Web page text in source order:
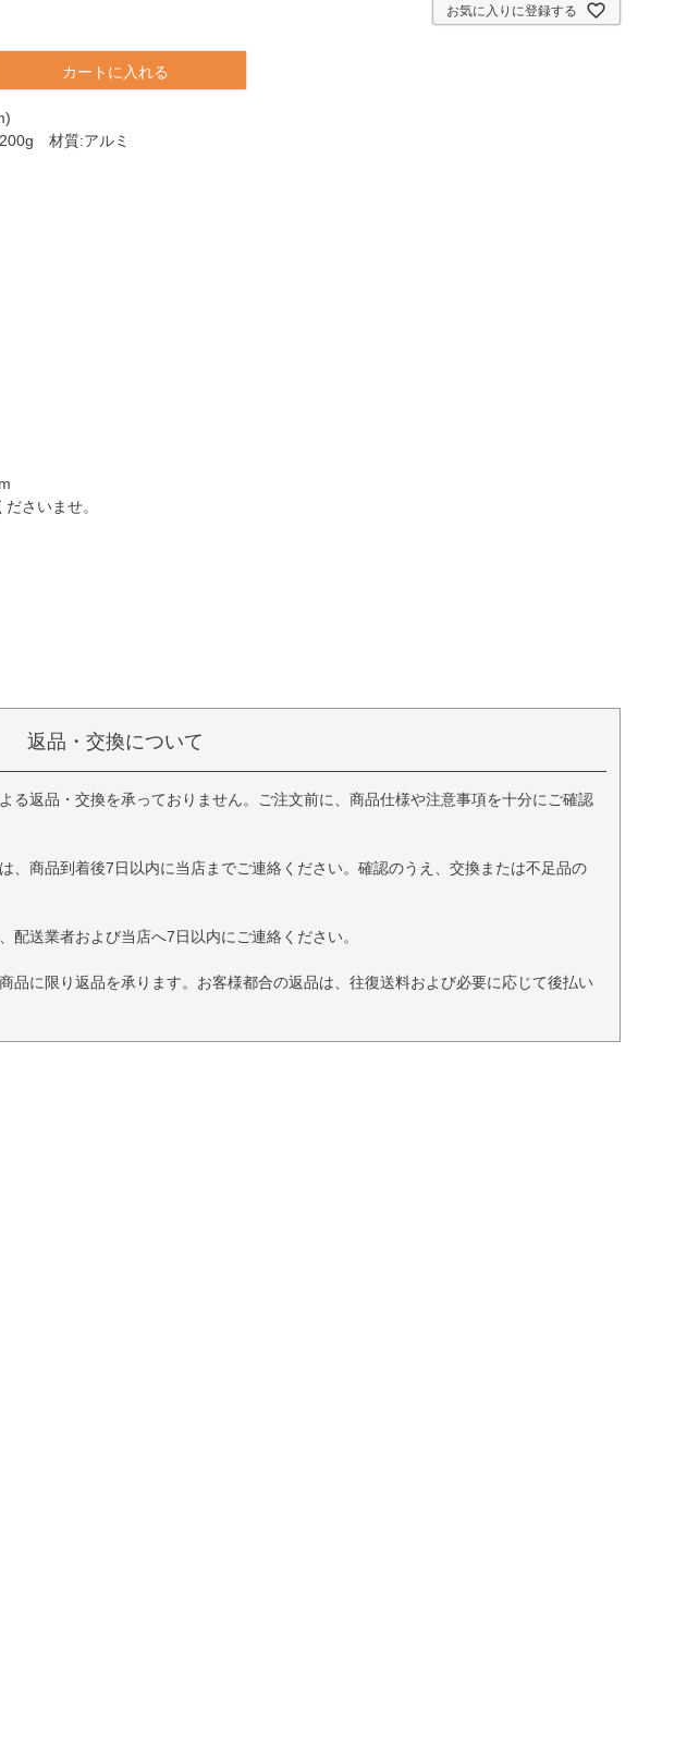
お気に入りに登録する
カートに入れる
材質:アルミ
さいませ。
返品・交換について
る返品・交換を承っておりません。ご注文前に、商品仕様や注意事項を十分にご確認
、商品到着後7日以内に当店までご連絡ください。確認のうえ、交換または不足品の
送業者および当店へ7日以内にご連絡ください。
品に限り返品を承ります。お客様都合の返品は、往復送料および必要に応じて後払い